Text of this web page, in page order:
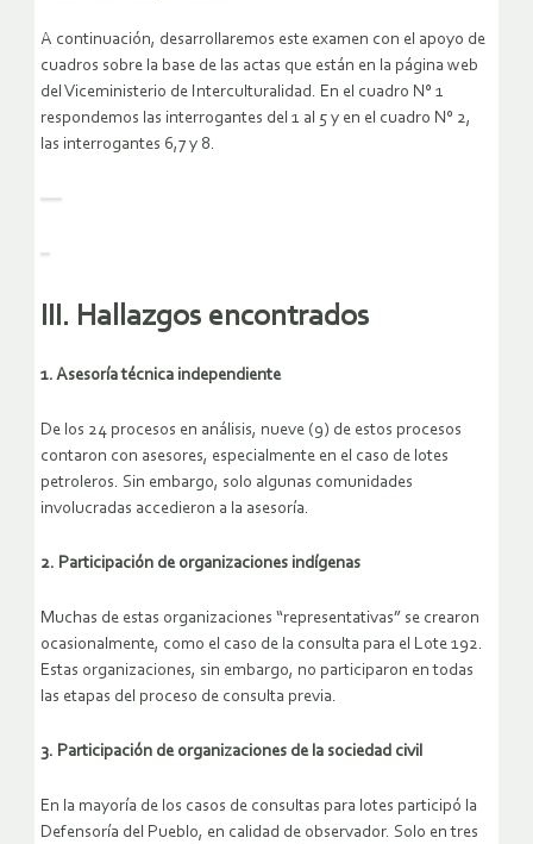
A continuación, desarrollaremos este examen con el apoyo de
cuadros sobre la base de las actas que están en la página web
del Viceministerio de Interculturalidad. En el cuadro N° 1
respondemos las interrogantes del 1 al 5 y en el cuadro N° 2,
las interrogantes 6,7 y 8.
III. Hallazgos encontrados
1. Asesoría técnica independiente
De los 24 procesos en análisis, nueve (9) de estos procesos
contaron con asesores, especialmente en el caso de lotes
petroleros. Sin embargo, solo algunas comunidades
involucradas accedieron a la asesoría.
2. Participación de organizaciones indígenas
Muchas de estas organizaciones “representativas” se crearon
ocasionalmente, como el caso de la consulta para el Lote 192.
Estas organizaciones, sin embargo, no participaron en todas
las etapas del proceso de consulta previa.
3. Participación de organizaciones de la sociedad civil
En la mayoría de los casos de consultas para lotes participó la
Defensoría del Pueblo, en calidad de observador. Solo en tres